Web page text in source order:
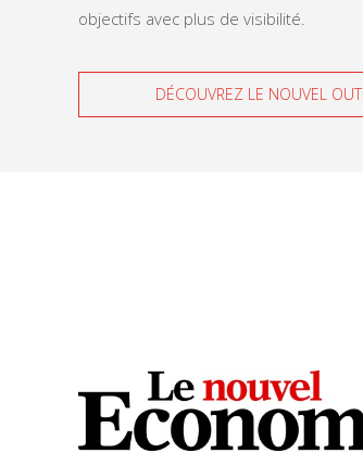
objectifs avec plus de visibilité.
DÉCOUVREZ LE NOUVEL